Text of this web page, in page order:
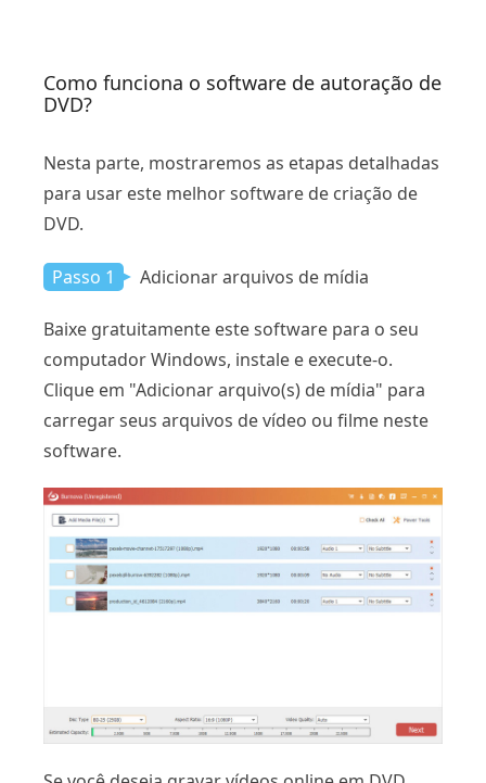
Como funciona o software de autoração de
DVD?
Nesta parte, mostraremos as etapas detalhadas
para usar este melhor software de criação de
DVD.
Passo 1 Adicionar arquivos de mídia
Baixe gratuitamente este software para o seu
computador Windows, instale e execute-o.
Clique em "Adicionar arquivo(s) de mídia" para
carregar seus arquivos de vídeo ou filme neste
software.